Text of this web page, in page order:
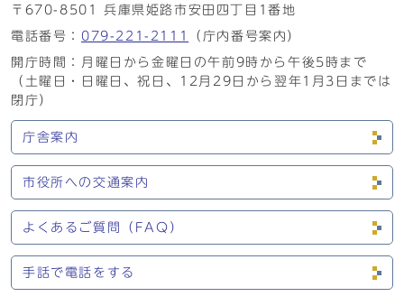
〒670-8501 兵庫県姫路市安田四丁目1番地
電話番号： 079-221-2111
（庁内番号案内）
開庁時間：月曜日から金曜日の午前9時から午後5時まで
（土曜日・日曜日、祝日、12月29日から翌年1月3日までは
閉庁）
庁舎案内
市役所への交通案内
よくあるご質問（FAQ）
手話で電話をする